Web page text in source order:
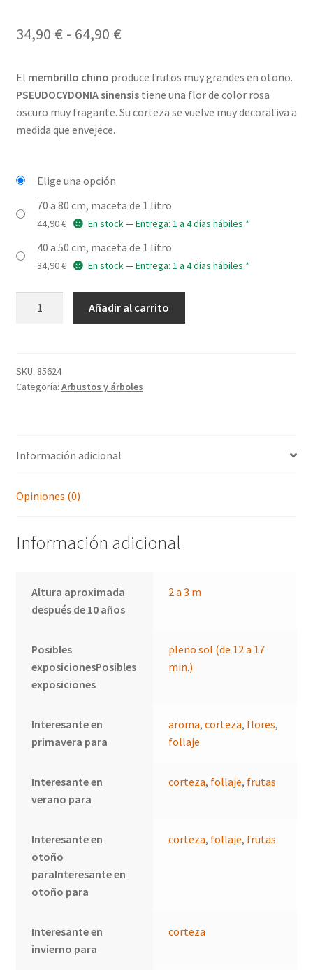
34,90 € - 64,90 €Rango
precios:
desde
El membrillo chino produce frutos muy grandes en otoño.
PSEUDOCYDONIA sinensistiene una flor de color rosa
oscuro muy fragante. Su corteza se vuelve muy decorativa a
medida que envejece.
Elige una opción
70 a 80 cm, maceta de 1 litro
44,90€ En stock — Entrega: 1 a 4 días hábiles *
40 a 50 cm, maceta de 1 litro
34,90€ En stock — Entrega: 1 a 4 días hábiles *
Añadir al carrito
SKU: 85624
Categoría: Arbustos y árboles
Información adicional
Opiniones (0)
Información adicional
Altura aproximada
después de 10 años
2 a 3 m
Posibles
exposicionesPosibles
exposiciones
pleno sol (de 12 a 17
min.)
Interesante en
primavera para
aroma,corteza, flores,
follaje
Interesante en
verano para
corteza, follaje, frutas
Interesante en
otoño
paraInteresante en
otoño para
corteza, follaje, frutas
Interesante en
invierno para
corteza